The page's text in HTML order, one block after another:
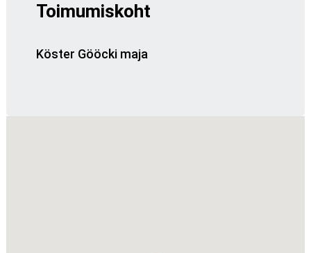
Toimumiskoht
Köster Gööcki maja